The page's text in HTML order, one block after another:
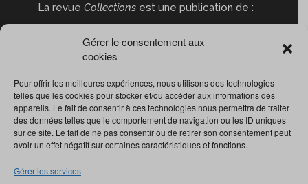
Gérer le consentement aux
cookies
Pour offrir les meilleures expériences, nous utilisons des technologies
telles que les cookies pour stocker et/ou accéder aux informations des
appareils. Le fait de consentir à ces technologies nous permettra de traiter
des données telles que le comportement de navigation ou les ID uniques
sur ce site. Le fait de ne pas consentir ou de retirer son consentement peut
avoir un effet négatif sur certaines caractéristiques et fonctions.
Gérer les services
La revue Collections est une publication de :